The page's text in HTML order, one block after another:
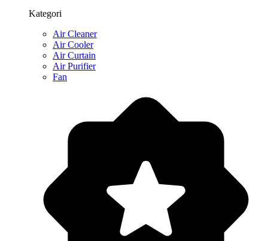
Kategori
Air Cleaner
Air Cooler
Air Curtain
Air Purifier
Fan